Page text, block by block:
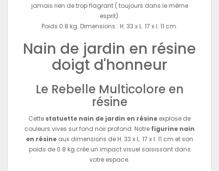
jamais rien de trop flagrant ( toujours dans le même
esprit).
Poids 0.8 kg. Dimensions : H. 33 x L. 17 x l. 11 cm.
Nain de jardin en résine
doigt d'honneur
Le Rebelle Multicolore en
résine
Cette statuette nain de jardin en résine explose de
couleurs vives sur fond noir profond. Notre figurine nain
en résine aux dimensions de H. 33 x L. 17 x l. 11 cm et son
poids de 0.8 kg crée un impact visuel saisissant dans
votre espace.